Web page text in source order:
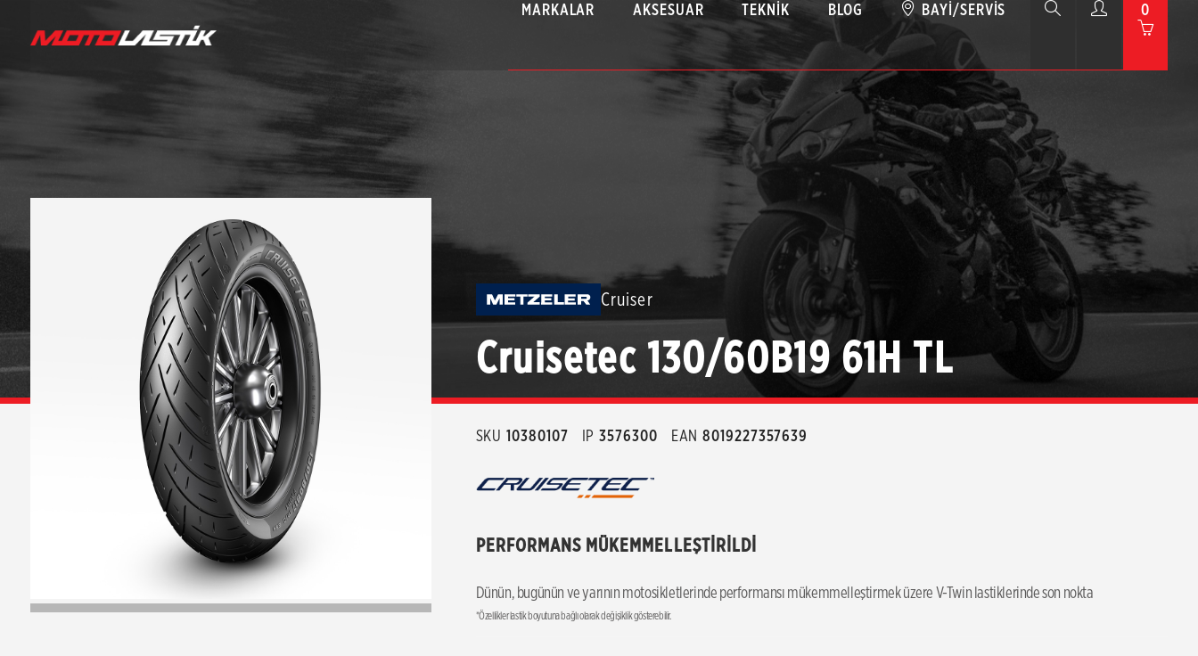
MARKALAR AKSESUAR TEKNIK BLOG BAYI/SERVIS 0
Cruiser
Cruisetec 130/60B19 61H TL
SKU 10380107 IP 3576300 EAN 8019227357639
PERFORMANS MÜKEMMELLEŞTİRİLDİ
Dünün, bugünün ve yarının motosikletlerinde performansı mükemmelleştirmek üzere V-Twin lastiklerinde son nokta
*Özellikler lastik boyutuna bağlı olarak değişiklik gösterebilir.